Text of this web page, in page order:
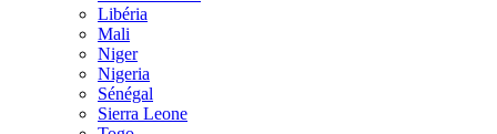
Libéria
Mali
Niger
Nigeria
Sénégal
Sierra Leone